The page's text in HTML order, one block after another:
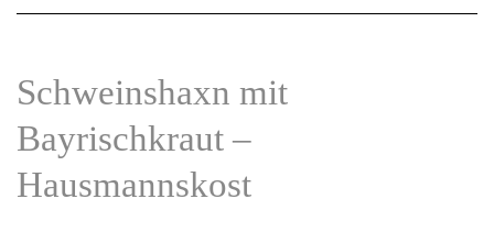
Navigation
Schweinshaxn mit
Bayrischkraut –
Hausmannskost